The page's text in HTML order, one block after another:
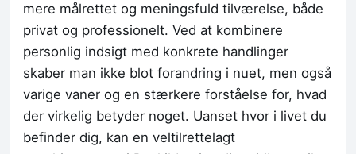
mere målrettet og meningsfuld tilværelse, både
privat og professionelt. Ved at kombinere
personlig indsigt med konkrete handlinger
skaber man ikke blot forandring i nuet, men også
varige vaner og en stærkere forståelse for, hvad
der virkelig betyder noget. Uanset hvor i livet du
befinder dig, kan en veltilrettelagt